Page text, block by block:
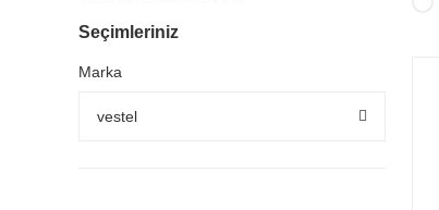
Seçimleriniz
Marka
vestel